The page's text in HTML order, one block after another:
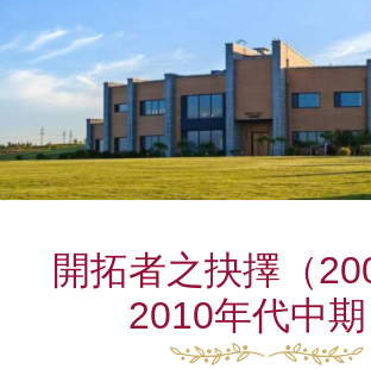
開拓者之抉擇（
2010年代中期